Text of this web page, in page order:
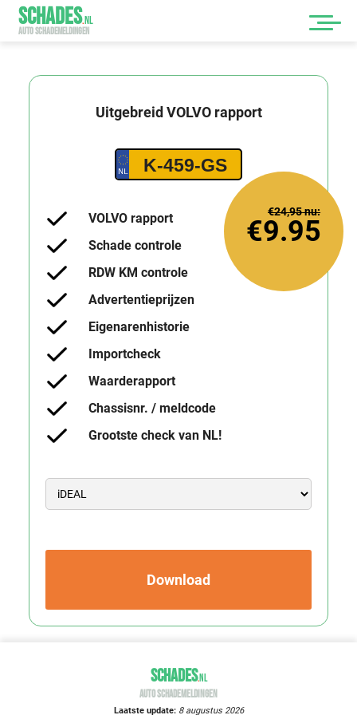
SCHADES.NL
AUTO SCHADEMELDINGEN
Uitgebreid VOLVOrapport
K-459-GS
VOLVO rapport
Schade controle
RDW KM controle
Advertentieprijzen
Eigenarenhistorie
Importcheck
Waarderapport
Chassisnr. / meldcode
Grootste check van NL!
Download
€9.95
€24,95nu:
SCHADES.NL
AUTO SCHADEMELDINGEN
Laatste update: 8 augustus 2026